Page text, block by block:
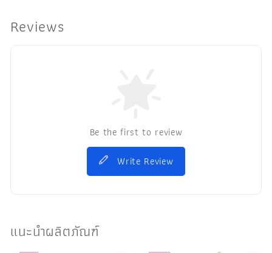
Reviews
Be the first to review
Write Review
แนะนำผลิตภัณฑ์